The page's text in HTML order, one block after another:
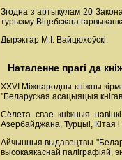
Згодна з артыкулам 20
турызму Віцебскага
Дырэктар М.І. Вайцюхоўскі.
Наталенне прагі да
ХХVI Міжнародны кніжны
"Беларуская асацыяцыя
Сёлета свае кніжныя
Азербайджана, Турцыі, Кітая і
Айчынныя выдавецтвы
высокаякаснай паліграфіяй,